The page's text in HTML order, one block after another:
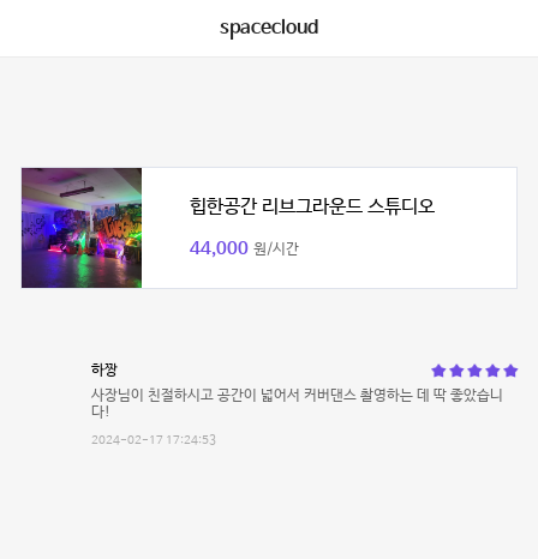
spacecloud
힙한공간 리브그라운드 스튜디오
44,000 원/시간
하짱
사장님이 친절하시고 공간이 넓어서 커버댄스 촬영하는 데 딱 좋았습니
다!
2024-02-17 17:24:53